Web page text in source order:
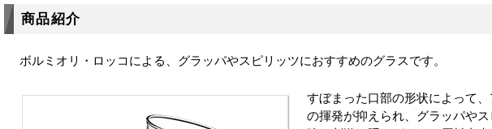
商品紹介
ボルミオリ・ロッコによる、グラッパやスピリッツにおすすめのグラスです。
すぼまった口部の形状によって
の揮発が抑えられ、グラッパや